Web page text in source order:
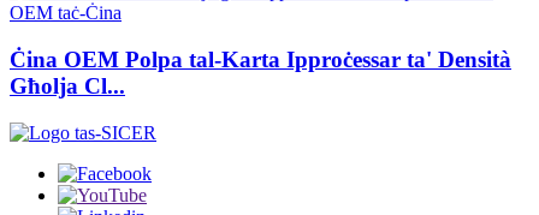
Ċina OEM Polpa tal-Karta Ipproċessar ta' Densità
Għolja Cl...